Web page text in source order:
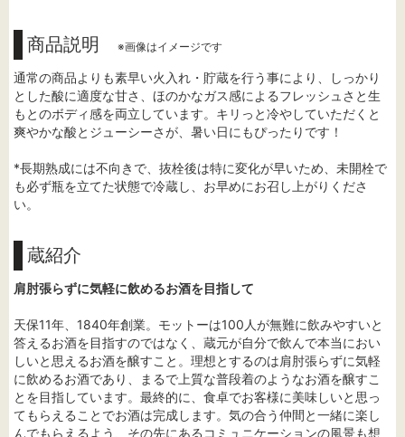
商品説明 ※画像はイメージです
通常の商品よりも素早い火入れ・貯蔵を行う事により、しっかり
とした酸に適度な甘さ、ほのかなガス感によるフレッシュさと生
もとのボディ感を両立しています。キリっと冷やしていただくと
爽やかな酸とジューシーさが、暑い日にもぴったりです！
*長期熟成には不向きで、抜栓後は特に変化が早いため、未開栓で
も必ず瓶を立てた状態で冷蔵し、お早めにお召し上がりくださ
い。
蔵紹介
肩肘張らずに気軽に飲めるお酒を目指して
天保11年、1840年創業。モットーは100人が無難に飲みやすいと
答えるお酒を目指すのではなく、蔵元が自分で飲んで本当におい
しいと思えるお酒を醸すこと。理想とするのは肩肘張らずに気軽
に飲めるお酒であり、まるで上質な普段着のようなお酒を醸すこ
とを目指しています。最終的に、食卓でお客様に美味しいと思っ
てもらえることでお酒は完成します。気の合う仲間と一緒に楽し
んでもらえるよう、その先にあるコミュニケーションの風景も想